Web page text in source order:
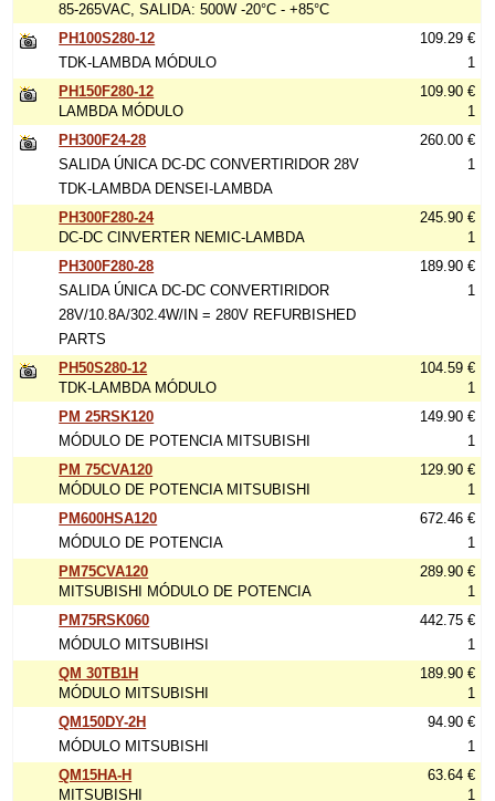
85-265VAC, SALIDA: 500W -20°C - +85°C
PH100S280-12
TDK-LAMBDA MÓDULO
109.29 €
1
PH150F280-12
LAMBDA MÓDULO
109.90 €
1
PH300F24-28
SALIDA ÚNICA DC-DC CONVERTIRIDOR 28V
TDK-LAMBDA DENSEI-LAMBDA
260.00 €
1
PH300F280-24
DC-DC CINVERTER NEMIC-LAMBDA
245.90 €
1
PH300F280-28
SALIDA ÚNICA DC-DC CONVERTIRIDOR
28V/10.8A/302.4W/IN = 280V REFURBISHED
PARTS
189.90 €
1
PH50S280-12
TDK-LAMBDA MÓDULO
104.59 €
1
PM 25RSK120
MÓDULO DE POTENCIA MITSUBISHI
149.90 €
1
PM 75CVA120
MÓDULO DE POTENCIA MITSUBISHI
129.90 €
1
PM600HSA120
MÓDULO DE POTENCIA
672.46 €
1
PM75CVA120
MITSUBISHI MÓDULO DE POTENCIA
289.90 €
1
PM75RSK060
MÓDULO MITSUBIHSI
442.75 €
1
QM 30TB1H
MÓDULO MITSUBISHI
189.90 €
1
QM150DY-2H
MÓDULO MITSUBISHI
94.90 €
1
QM15HA-H
MITSUBISHI
63.64 €
1